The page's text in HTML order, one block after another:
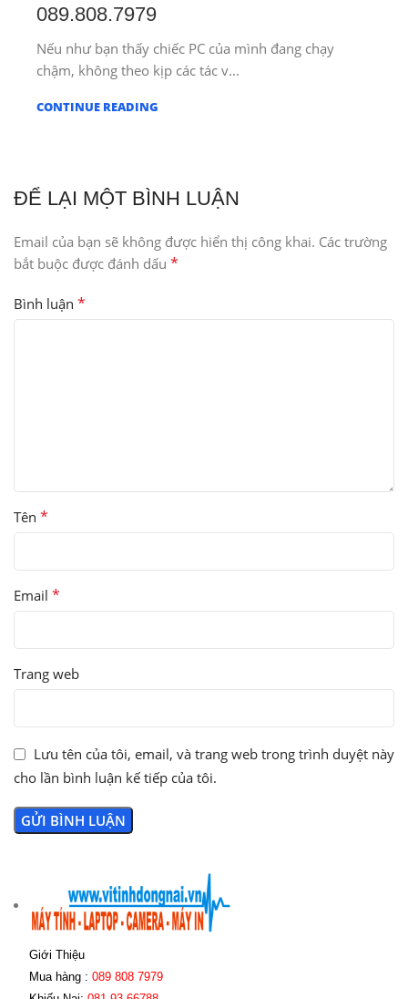
089.808.7979
Nếu như bạn thấy chiếc PC của mình đang chạy
chậm, không theo kịp các tác v...
CONTINUE READING
ĐỂ LẠI MỘT BÌNH LUẬN
Email của bạn sẽ không được hiển thị công khai. Các trường
bắt buộc được đánh dấu *
Bình luận *
Tên *
Email *
Trang web
Lưu tên của tôi, email, và trang web trong trình duyệt này
cho lần bình luận kế tiếp của tôi.
Giới Thiệu
Mua hàng : 089 808 7979